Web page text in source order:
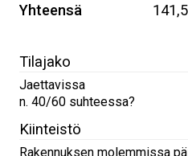
Yhteensä
Tilajako
Jaettavissa
n. 40/60 suhteessa?
Kiinteistö
Rakennuksen molemmissa